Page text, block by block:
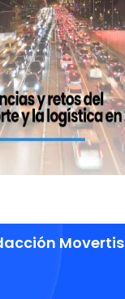
Movertis